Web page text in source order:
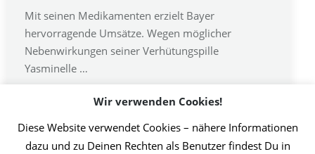
Mit seinen Medikamenten erzielt Bayer
hervorragende Umsätze. Wegen möglicher
Nebenwirkungen seiner Verhütungspille
Yasminelle …
2019 Initiative Thrombose-Geschädigter | Umsetzung Christin Jost
Info
Wir verwenden Cookies!
Diese Website verwendet Cookies – nähere Informationen
dazu und zu Deinen Rechten als Benutzer findest Du in